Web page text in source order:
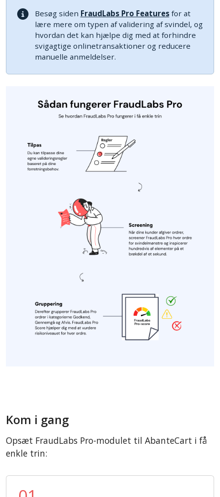
Sylius
Besøg siden FraudLabs Pro Featuresfor at
lære mere om typen af validering af svindel, og
hvordan det kan hjælpe dig med at forhindre
svigagtige onlinetransaktioner og reducere
manuelle anmeldelser.
Kom i gang
Opsæt FraudLabs Pro-modulet til AbanteCart i få
enkle trin: